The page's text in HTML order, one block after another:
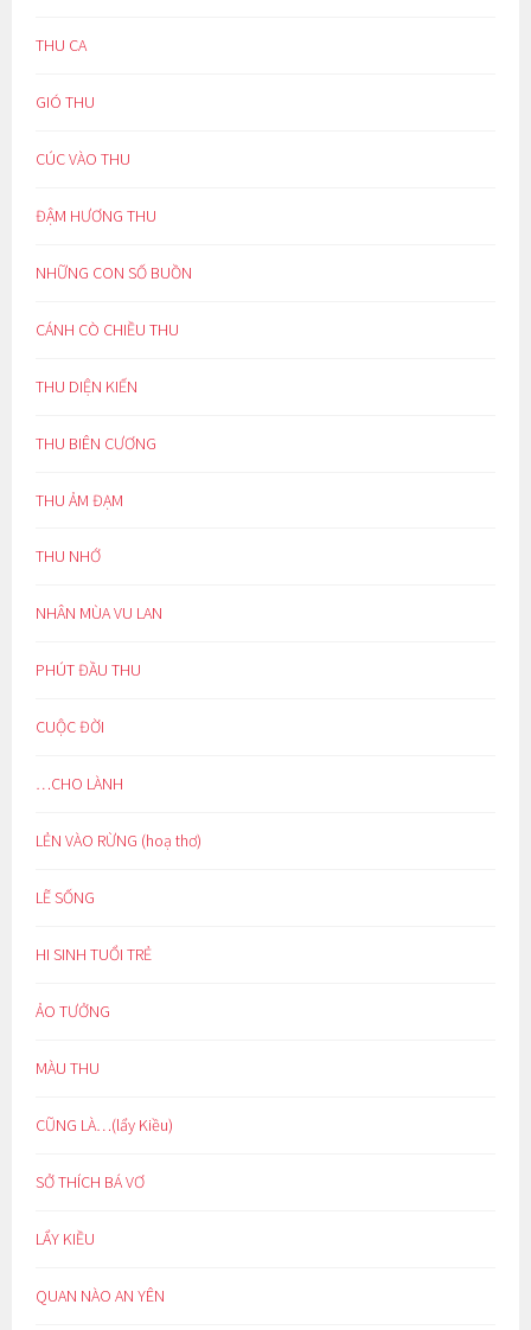
THU CA
GIÓ THU
CÚC VÀO THU
ĐẬM HƯƠNG THU
NHỮNG CON SỐ BUỒN
CÁNH CÒ CHIỀU THU
THU DIỆN KIẾN
THU BIÊN CƯƠNG
THU ẢM ĐẠM
THU NHỚ
NHÂN MÙA VU LAN
PHÚT ĐẦU THU
CUỘC ĐỜI
…CHO LÀNH
LẺN VÀO RỪNG (hoạ thơ)
LẼ SỐNG
HI SINH TUỔI TRẺ
ẢO TƯỞNG
MÀU THU
CŨNG LÀ…(lẩy Kiều)
SỞ THÍCH BÁ VƠ
LẨY KIỀU
QUAN NÀO AN YÊN